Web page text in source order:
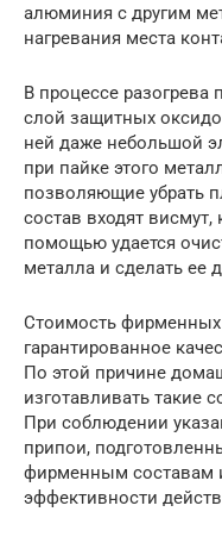
алюминия с другим
нагревания места
В процессе разогрева
слой защитных
ней даже небольшой
при пайке этого
позволяющие убрать
состав входят
помощью удается
металла и сделать ее
Стоимость
гарантированное
По этой причине
изготавливать такие
При соблюдении
припои,
фирменным составам
эффективности